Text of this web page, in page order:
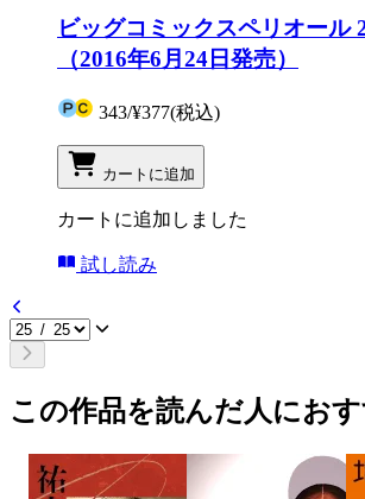
ビッグコミックスペリオール
（2016年6月24日発売）
343/¥377(税込)
カートに追加
カートに追加しました
試し読み
この作品を読んだ人にお